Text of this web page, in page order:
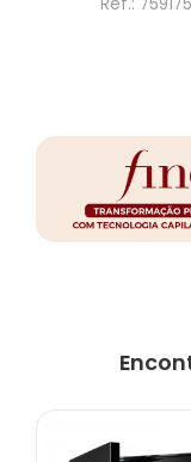
Ref.: 759175